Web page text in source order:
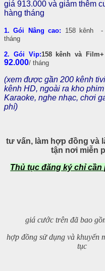
giá 913.000 và giảm thêm
hàng tháng
1. Gói Nâng cao: 158 kênh -
tháng
2. Gói Vip:158 kênh và
92.000/ tháng
(xem được gần 200 kênh
kênh HD, ngoài ra kho phim
Karaoke, nghe nhạc, chơi
phí)
tư vấn, làm hợp đồng và
tận nơi miễn
Thủ tục đăng ký chỉ cần
giá cước trên đã bao
hợp đồng sử dụng và khuyến
tục